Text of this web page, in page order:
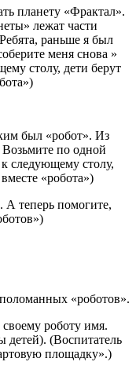
планету «Фрактал».
лежат части
раньше я был
меня снова »
столу, дети берут
был «робот». Из
Возьмите по одной
следующему столу,
«робота»)
А теперь помогите,
«роботов».
роботу имя.
(Воспитатель
площадку».)